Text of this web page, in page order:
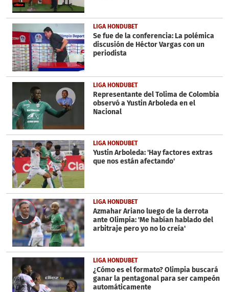
LIGA HONDUBET
Se fue de la conferencia: La polémica
discusión de Héctor Vargas con un
periodista
LIGA HONDUBET
Representante del Tolima de Colombia
observó a Yustin Arboleda en el
Nacional
LIGA HONDUBET
Yustin Arboleda: 'Hay factores extras
que nos están afectando'
LIGA HONDUBET
Azmahar Ariano luego de la derrota
ante Olimpia: 'Me habían hablado del
arbitraje pero yo no lo creía'
LIGA HONDUBET
¿Cómo es el formato? Olimpia buscará
ganar la pentagonal para ser campeón
automáticamente